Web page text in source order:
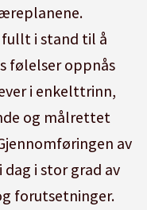
fullt i stand til å
følelser oppnås
i enkelttrinn,
og målrettet
av
i stor grad av
forutsetninger.